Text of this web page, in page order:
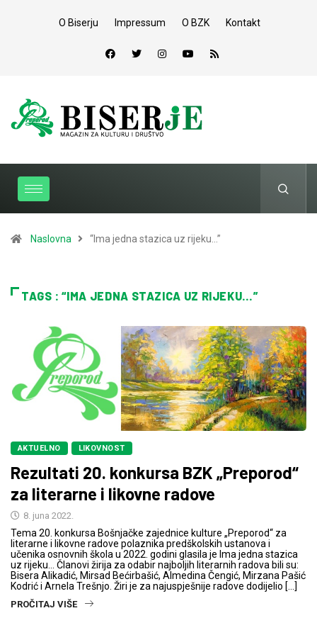
O Biserju Impressum O BZK Kontakt
Naslovna “Ima jedna stazica uz rijeku…”
TAGS : “IMA JEDNA STAZICA UZ RIJEKU…”
AKTUELNO LIKOVNOST
Rezultati 20. konkursa BZK „Preporod“
za literarne i likovne radove
8. juna 2022.
Tema 20. konkursa Bošnjačke zajednice kulture „Preporod“ za
literarne i likovne radove polaznika predškolskih ustanova i
učenika osnovnih škola u 2022. godini glasila je Ima jedna stazica
uz rijeku… Članovi žirija za odabir najboljih literarnih radova bili su:
Bisera Alikadić, Mirsad Bećirbašić, Almedina Čengić, Mirzana Pašić
Kodrić i Arnela Trešnjo. Žiri je za najuspješnije radove dodijelio […]
PROČITAJ VIŠE